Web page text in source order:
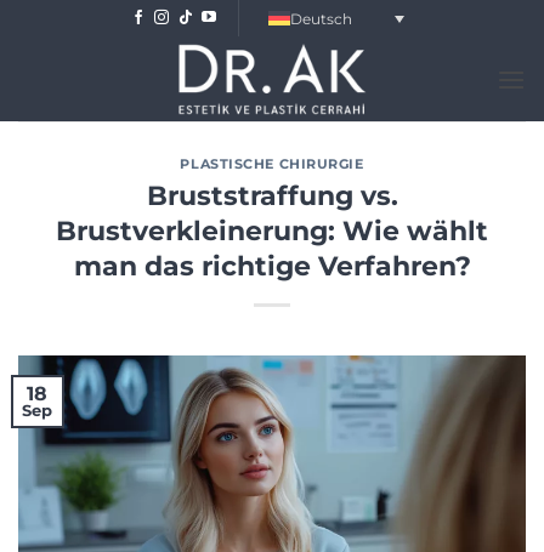
Deutsch
PLASTISCHE CHIRURGIE
Bruststraffung vs.
Brustverkleinerung: Wie wählt
man das richtige Verfahren?
18
Sep